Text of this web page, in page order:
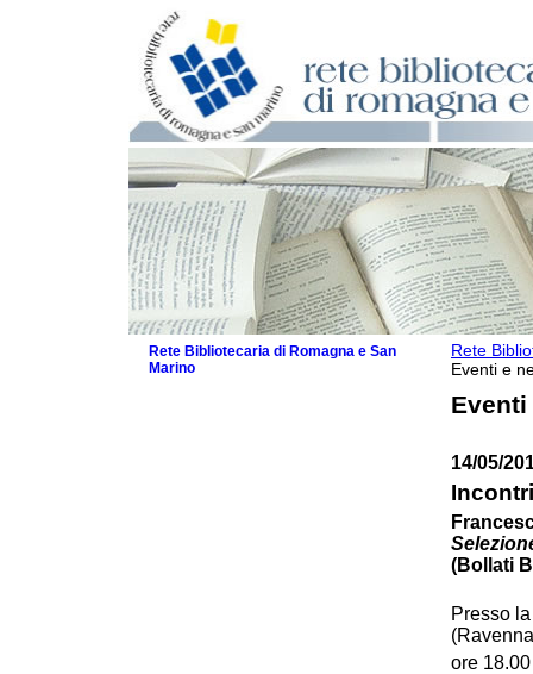
Rete
Eventi e
Eventi
14/05/
(Bollati
Presso
ore
Rete Bibliotecaria di Romagna e San
Marino